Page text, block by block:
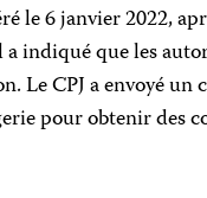
le 6 janvier 2022,
indiqué que les
Le CPJ a envoyé un
pour obtenir des